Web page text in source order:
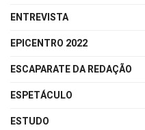
ENTREVISTA
EPICENTRO 2022
ESCAPARATE DA REDAÇÃO
ESPETÁCULO
ESTUDO